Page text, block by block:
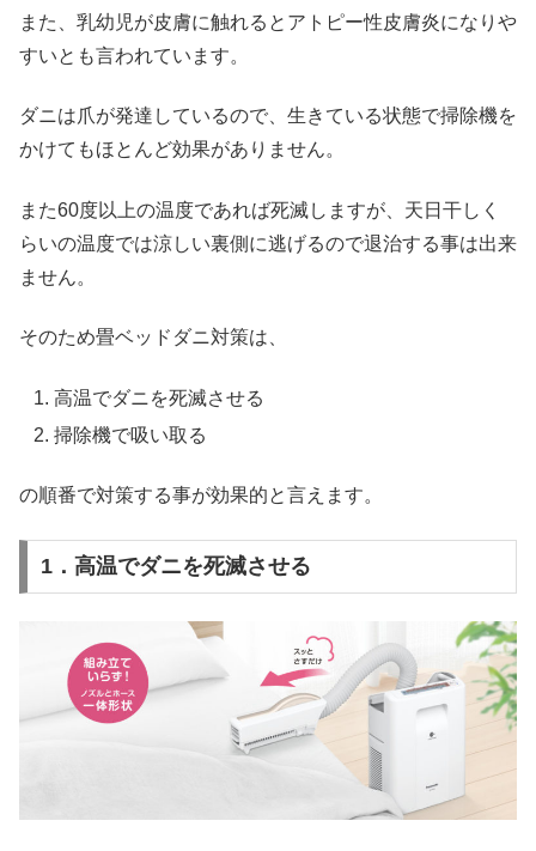
また、乳幼児が皮膚に触れるとアトピー性皮膚炎になりや
すいとも言われています。
ダニは爪が発達しているので、生きている状態で掃除機を
かけてもほとんど効果がありません。
また60度以上の温度であれば死滅しますが、天日干しく
らいの温度では涼しい裏側に逃げるので退治する事は出来
ません。
そのため畳ベッドダニ対策は、
高温でダニを死滅させる
掃除機で吸い取る
の順番で対策する事が効果的と言えます。
1．高温でダニを死滅させる